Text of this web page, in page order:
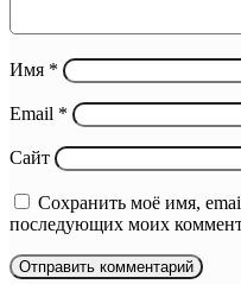
Имя *
Email *
Сайт
Сохранить моё имя,
последующих моих